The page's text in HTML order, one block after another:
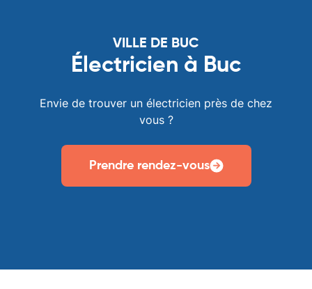
VILLE DE BUC
Électricien à Buc
Envie de trouver un électricien près de chez
vous ?
Prendre rendez-vous